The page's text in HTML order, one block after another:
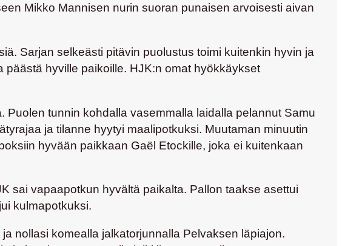
Mikko Mannisen nurin suoran punaisen arvoisesti aivan
Sarjan selkeästi pitävin puolustus toimi kuitenkin hyvin ja
hyville paikoille. HJK:n omat hyökkäykset
tunnin kohdalla vasemmalla laidalla pelannut Samu
ja tilanne hyytyi maalipotkuksi. Muutaman minuutin
hyvään paikkaan Gaël Etockille, joka ei kuitenkaan
sai vapaapotkun hyvältä paikalta. Pallon taakse asettui
kulmapotkuksi.
nollasi komealla jalkatorjunnalla Pelvaksen läpiajon.